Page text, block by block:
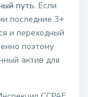
путь. Если
последние 3+
и переходный
поэтому
актив для